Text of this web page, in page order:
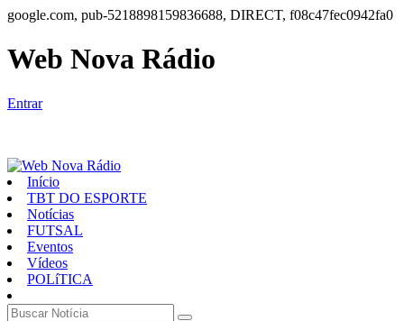
google.com, pub-5218898159836688, DIRECT, f08c47fec0942fa0
Web Nova Rádio
Entrar
Início
TBT DO ESPORTE
Notícias
FUTSAL
Eventos
Vídeos
POLíTICA